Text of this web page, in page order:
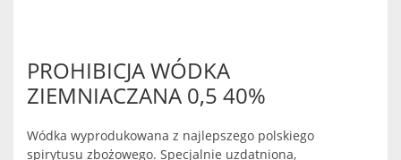
PROHIBICJA WÓDKA
ZIEMNIACZANA 0,5 40%
Wódka wyprodukowana z najlepszego polskiego
spirytusu zbożowego. Specjalnie uzdatniona,